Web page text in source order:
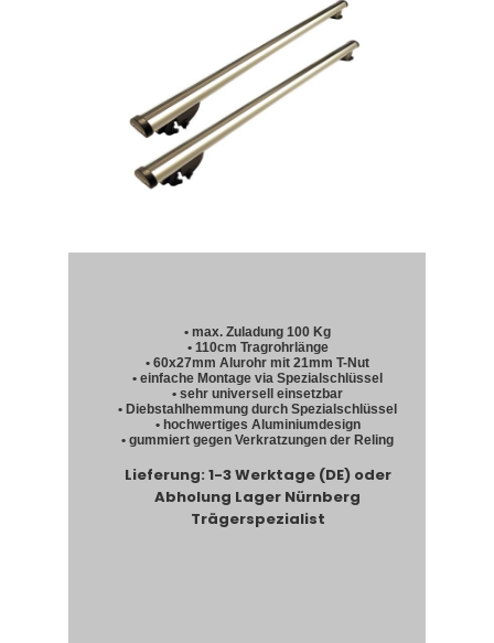
• max. Zuladung 100 Kg
• 110cm Tragrohrlänge
• 60x27mm Alurohr mit 21mm T-Nut
• einfache Montage via Spezialschlüssel
• sehr universell einsetzbar
• Diebstahlhemmung durch Spezialschlüssel
• hochwertiges Aluminiumdesign
• gummiert gegen Verkratzungen der Reling
Lieferung: 1-3 Werktage (DE) oder
Abholung Lager Nürnberg
Trägerspezialist